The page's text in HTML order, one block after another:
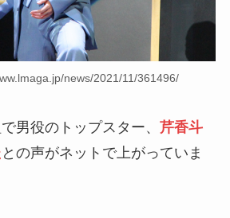
news/2021/11/361496/
男役のトップスター、 芹香斗
との声がネットで上がっていま